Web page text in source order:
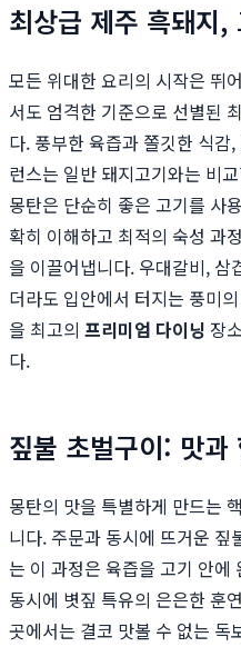
최상급 제주 흑돼지,
모든 위대한 요리의 시작은 뛰
서도 엄격한 기준으로 선별된
다. 풍부한 육즙과 쫄깃한 식감
런스는 일반 돼지고기와는 비
몽탄은 단순히 좋은 고기를 사
확히 이해하고 최적의 숙성 과
을 이끌어냅니다. 우대갈비,
더라도 입안에서 터지는 풍미
을 최고의 프리미엄 다이닝 장
다.
짚불 초벌구이: 맛과
몽탄의 맛을 특별하게 만드는
니다. 주문과 동시에 뜨거운 짚
는 이 과정은 육즙을 고기 안에
동시에 볏짚 특유의 은은한 훈
곳에서는 결코 맛볼 수 없는 독